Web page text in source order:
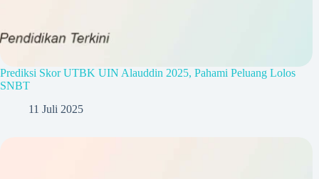
Prediksi Skor UTBK UIN Alauddin 2025, Pahami Peluang Lolos
SNBT
11 Juli 2025